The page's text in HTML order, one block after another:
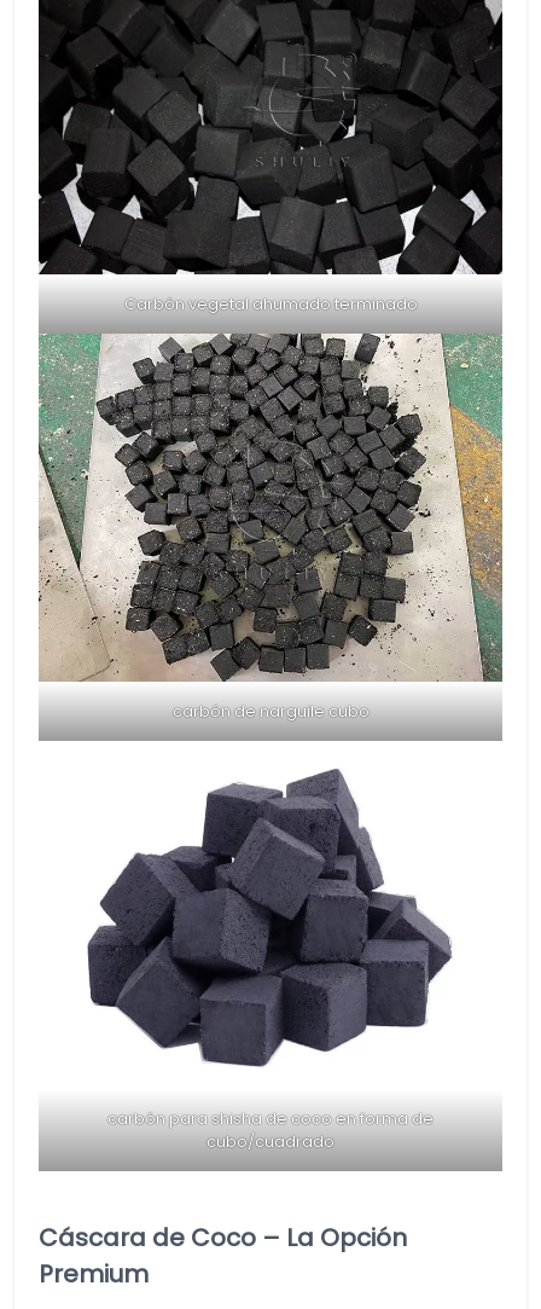
Carbón vegetal ahumado terminado
carbón de narguile cubo
carbón para shisha de coco en forma de
cubo/cuadrado
Cáscara de Coco – La Opción
Premium